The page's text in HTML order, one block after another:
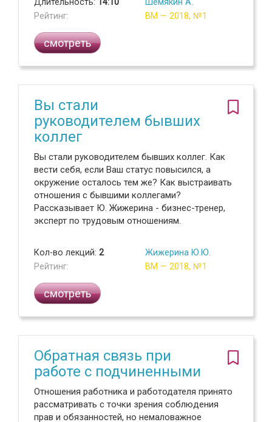
Рейтинг:
ВМ — 2018, №1
смотреть
Вы стали
руководителем бывших
коллег
Вы стали руководителем бывших коллег. Как
вести себя, если Ваш статус повысился, а
окружение осталось тем же? Как выстраивать
отношения с бывшими коллегами?
Рассказывает Ю. Жижерина - бизнес-тренер,
эксперт по трудовым отношениям.
Кол-во лекций: 2
Рейтинг:
Жижерина Ю.Ю.
ВМ — 2018, №1
смотреть
Обратная связь при
работе с подчиненными
Отношения работника и работодателя принято
рассматривать с точки зрения соблюдения
прав и обязанностей, но немаловажное